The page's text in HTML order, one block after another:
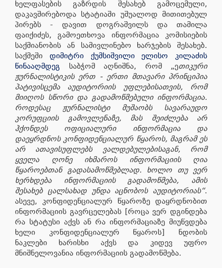
ხელფასების გაზრდის შესახებ გამოცემული,
დაკავშირებოდა სტატიაში უშუალოდ მითითებულ
პირებს - დავით დოგრაშვილს და თამილა
ფაიქიძეს, გამოეთხოვა ინფორმაცია კომისიების
საქმიანობის ან სამივლინებო ხარჯების შესახებ.
საქმეში დიმიტრი ქუმსიშვილი ელისო კილაძის
წინააღმდეგ საბჭომ აღნიშნა, რომ „ეთიკური
ჟურნალისტიკის ერთ - ერთი მთავარი პრინციპია
პატივისცემა აუდიტორიის უფლებისათვის, რომ
მიიღოს სწორი და გადამოწმებული ინფორმაცია.
როდესაც ჟურნალისტი მუშაობს სავარაუდო
კორუფციის გამოვლენაზე, მას შეიძლება არ
ჰქონდეს ოფიციალური ინფორმაცია და
დაეყრდნოს კონფიდენციალურ წყაროს, მაგრამ ეს
არ ათავისუფლებს ვალდებულებისაგან, რომ
ყველა ღონე იხმაროს ინფორმაციის ღია
წყაროებთან გადასამოწმებლად. ხოლო თუ ვერ
ხერხდება ინფორმაციის გადამოწმება, ამის
შესახებ ცალსახად უნდა აცნობოს აუდიტორიას“.
ასევე, კონფიდენციალურ წყაროზე დაყრდნობით
ინფორმაციის გავრცელებას [როცა ვერ დგინდება
რა სტატუსი აქვს ან რა ინფორმაციაზე მიუწვდება
ხელი კონფიდენციალურ წყაროს] ნდობის
ნაკლები ხარისხი აქვს და კიდევ უფრო
მნიშნელოვანია ინფორმაციის გადამოწმება.